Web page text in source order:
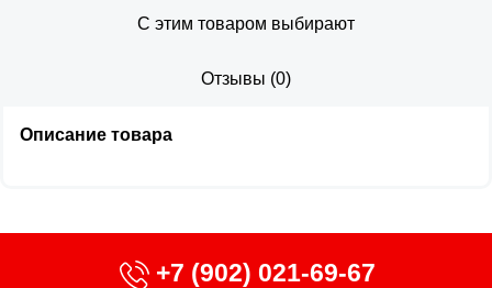
С этим товаром выбирают
Отзывы (0)
Описание товара
+7 (902) 021-69-67